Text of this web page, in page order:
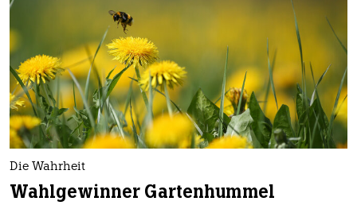
Die Wahrheit
Wahlgewinner Gartenhummel